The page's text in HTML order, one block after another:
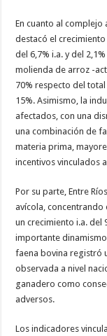
En cuanto al
destacó el
del 6,7% i.a. y del
molienda de arroz -
70% respecto del
15%. Asimismo, la
afectados, con una
una combinación de
materia prima,
incentivos vinculados
Por su parte, Entre
avícola,
un crecimiento i.a. del
importante
faena bovina registró
observada a nivel
ganadero como
adversos.
Los indicadores